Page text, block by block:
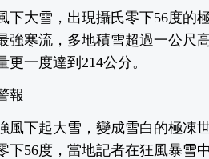
大雪，出現攝氏零下56度的
寒流，多地積雪超過一公尺
一度達到214公分。
報
風下起大雪，變成雪白的極凍
56度，當地記者在狂風暴雪